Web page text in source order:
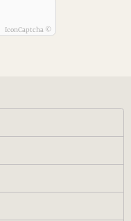
IconCaptcha ©